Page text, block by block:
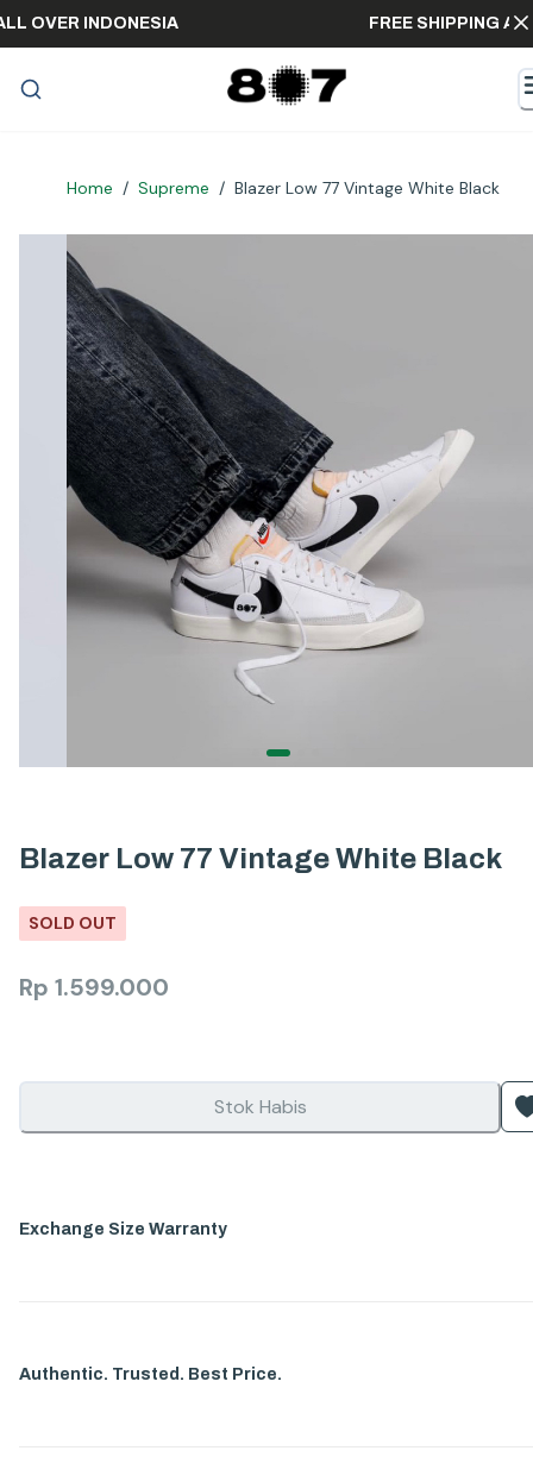
ALL OVER INDONESIA FREE
Home / Supreme / Blazer Low 77 Vintage White Black
Blazer Low 77 Vintage White Black
SOLD OUT
Rp 1.599.000
Stok Habis
Exchange Size Warranty
Authentic. Trusted. Best Price.